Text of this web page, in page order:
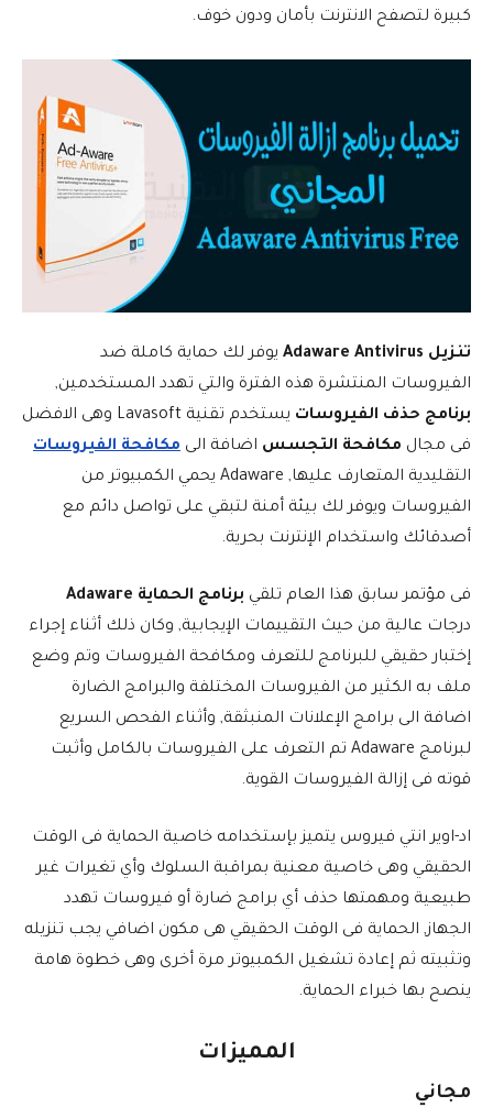
كبيرة لتصفح الانترنت بأمان ودون خوف.
تنزيل Adaware Antivirus
يوفر لك حماية كاملة ضد
الفيروسات المنتشرة هذه الفترة والتي تهدد المستخدمين,
برنامج حذف الفيروسات
يستخدم تقنية Lavasoft وهى الافضل
فى مجال مكافحة التجسس اضافة الى مكافحة الفيروسات
التقليدية المتعارف عليها, Adaware يحمي الكمبيوتر من
الفيروسات ويوفر لك بيئة أمنة لتبقي على تواصل دائم مع
أصدقائك واستخدام الإنترنت بحرية.
فى مؤتمر سابق هذا العام تلقي برنامج الحماية Adaware
درجات عالية من حيث التقييمات الإيجابية, وكان ذلك أثناء إجراء
إختبار حقيقي للبرنامج للتعرف ومكافحة الفيروسات وتم وضع
ملف به الكثير من الفيروسات المختلفة والبرامج الضارة
اضافة الى برامج الإعلانات المنبثقة, وأثناء الفحص السريع
لبرنامج Adaware تم التعرف على الفيروسات بالكامل وأثبت
قوته فى إزالة الفيروسات القوية.
اد-اوير انتي فيروس يتميز بإستخدامه خاصية الحماية فى الوقت
الحقيقي وهى خاصية معنية بمراقبة السلوك وأي تغيرات غير
طبيعية ومهمتها حذف أي برامج ضارة أو فيروسات تهدد
الجهاز, الحماية فى الوقت الحقيقي هى مكون اضافي يجب تنزيله
وتثبيته ثم إعادة تشغيل الكمبيوتر مرة أخرى وهى خطوة هامة
ينصح بها خبراء الحماية.
المميزات
مجاني